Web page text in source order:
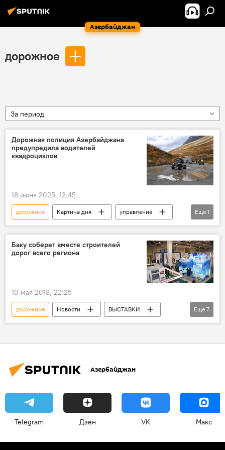
Азербайджан
дорожное
За период
Дорожная полиция Азербайджана
предупредила водителей
квадроциклов
18 июня 2025, 12:45
дорожное Картина дня
управление
Управление
Еще 1
Баку соберет вместе строителей
дорог всего региона
10 мая 2018, 22:25
дорожное Новости
ВЫСТАВКИ
Азербайджан
Экономика
Баку
Еще 7
Азербайджан
Telegram Дзен VK Макс